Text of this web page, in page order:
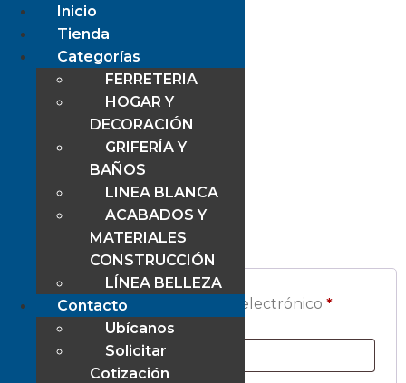
Mi cuenta
Acceder
Nombre de usuario o correo electrónico *
Inicio
Tienda
Categorías
FERRETERIA
HOGAR Y
DECORACIÓN
GRIFERÍA Y
BAÑOS
LINEA BLANCA
ACABADOS Y
MATERIALES
CONSTRUCCIÓN
LÍNEA BELLEZA
Contacto
Ubícanos
Solicitar
Cotización